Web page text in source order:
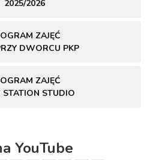
2025/2026
ZAJĘĆ
DWORCU PKP
ZAJĘĆ
STATION STUDIO
YouTube